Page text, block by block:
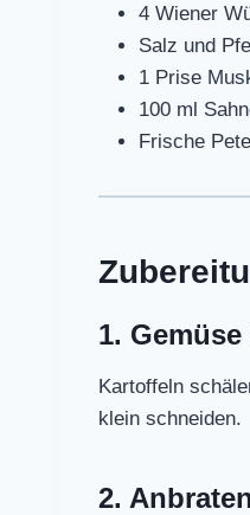
4 Wiener
Salz und
1 Prise
100 ml
Frische
1.
Kartoffeln
klein schneiden.
2.